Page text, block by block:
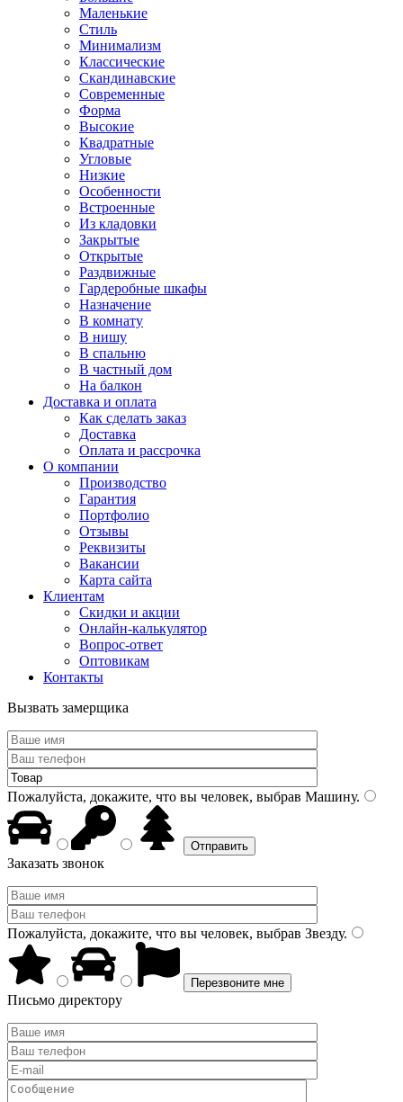
Маленькие
Стиль
Минимализм
Классические
Скандинавские
Современные
Форма
Высокие
Квадратные
Угловые
Низкие
Особенности
Встроенные
Из кладовки
Закрытые
Открытые
Раздвижные
Гардеробные шкафы
Назначение
В комнату
В нишу
В спальню
В частный дом
На балкон
Доставка и оплата
Как сделать заказ
Доставка
Оплата и рассрочка
О компании
Производство
Гарантия
Портфолио
Отзывы
Реквизиты
Вакансии
Карта сайта
Клиентам
Скидки и акции
Онлайн-калькулятор
Вопрос-ответ
Оптовикам
Контакты
Вызвать замерщика
Пожалуйста, докажите, что вы человек, выбрав Машину.
Заказать звонок
Пожалуйста, докажите, что вы человек, выбрав Звезду.
Письмо директору